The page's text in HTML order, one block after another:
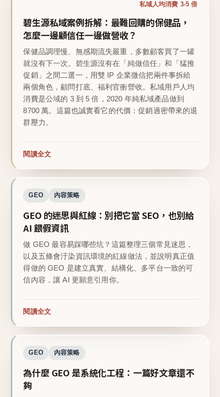
私域人均消費 3-5 倍
碧生源私域案例拆解：最難回購的保健品，
怎麼一邊顧信任一邊做營收？
保健品調理慢、無感期流失嚴重，多數顧客買了一罐
就沒有下一次。碧生源沒有在「純做信任」和「猛推
促銷」之間二選一，用雙 IP 企業微信把兩件事拆給
兩個角色，顧問打底、福利官衝營收。私域用戶人均
消費是公域的 3 到 5 倍，2020 年純私域產品做到
8700 萬。這篇也誠實看它的代價：促銷過密帶來的退
群壓力。
閱讀全文
GEO 內容策略
GEO 的迷思與紅線：別把它當 SEO，也別給
AI 餵假資訊
做 GEO 最容易踩哪些坑？這篇整理三個常見迷思，
以及五條會汙染資訊環境的紅線做法，並說明真正值
得做的 GEO 是建立真實、結構化、多平台一致的可
信內容，讓 AI 更願意引用你。
閱讀全文
GEO 內容策略
為什麼 GEO 是系統化工程：一篇好文章還不
夠